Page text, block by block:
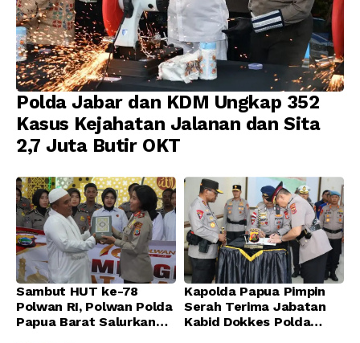
Polda Jabar dan KDM Ungkap 352
Kasus Kejahatan Jalanan dan Sita
2,7 Juta Butir OKT
Sambut HUT ke-78
Polwan RI, Polwan Polda
Papua Barat Salurkan
Kapolda Papua Pimpin
Serah Terima Jabatan
Kabid Dokkes Polda